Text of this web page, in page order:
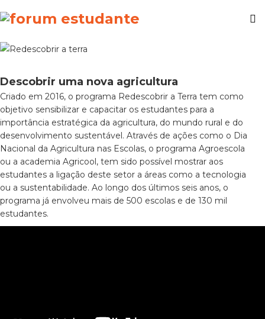
Descobrir uma nova agricultura
Criado em 2016, o programa Redescobrir a Terra tem como
objetivo sensibilizar e capacitar os estudantes para a
importância estratégica da agricultura, do mundo rural e do
desenvolvimento sustentável. Através de ações como o Dia
Nacional da Agricultura nas Escolas, o programa Agroescola
ou a academia Agricool, tem sido possível mostrar aos
estudantes a ligação deste setor a áreas como a tecnologia
ou a sustentabilidade. Ao longo dos últimos seis anos, o
programa já envolveu mais de 500 escolas e de 130 mil
estudantes.